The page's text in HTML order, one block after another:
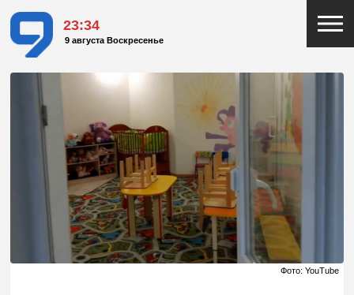
23:34
9 августа Воскресенье
Фото: YouTube